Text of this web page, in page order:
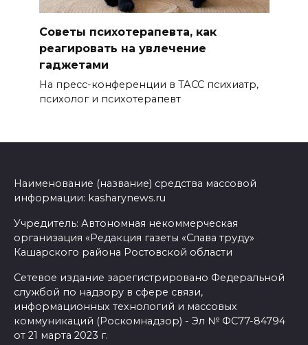
Советы психотерапевта, как
реагировать на увлечение
гаджетами
На пресс-конференции в ТАСС психиатр,
психолог и психотерапевт
Наименование (название) средства массовой
информации: kasharynews.ru
Учредитель: Автономная некоммерческая
организация «Редакция газеты «Слава труду»
Кашарского района Ростовской области
Сетевое издание зарегистрировано Федеральной
службой по надзору в сфере связи,
информационных технологий и массовых
коммуникаций (Роскомнадзор) - Эл № ФС77-84794
от 21 марта 2023 г.